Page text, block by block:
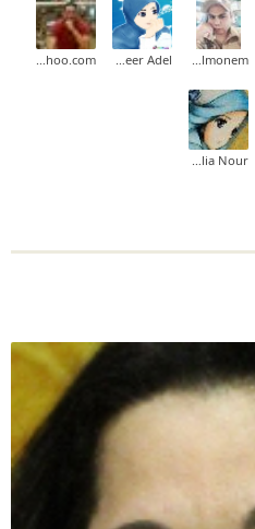
Waled Abd Elmonem
Abeer Adel
mohamedabdallah83@yahoo.com
Dalia Nour